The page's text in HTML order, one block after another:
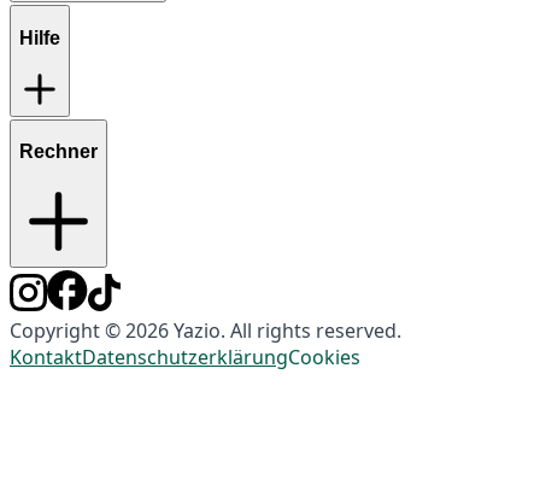
Hilfe
Rechner
Copyright © 2026 Yazio. All rights reserved.
KontaktDatenschutzerklärungCookies